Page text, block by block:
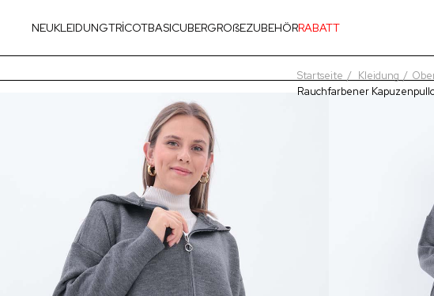
NEUKLEIDUNGTRİCOTBASICUBERGROßEZUBEHÖRRABATT
Startseite Kleidung
Rauchfarbener